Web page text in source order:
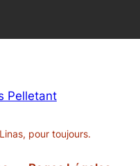
Pelletant
pour toujours.